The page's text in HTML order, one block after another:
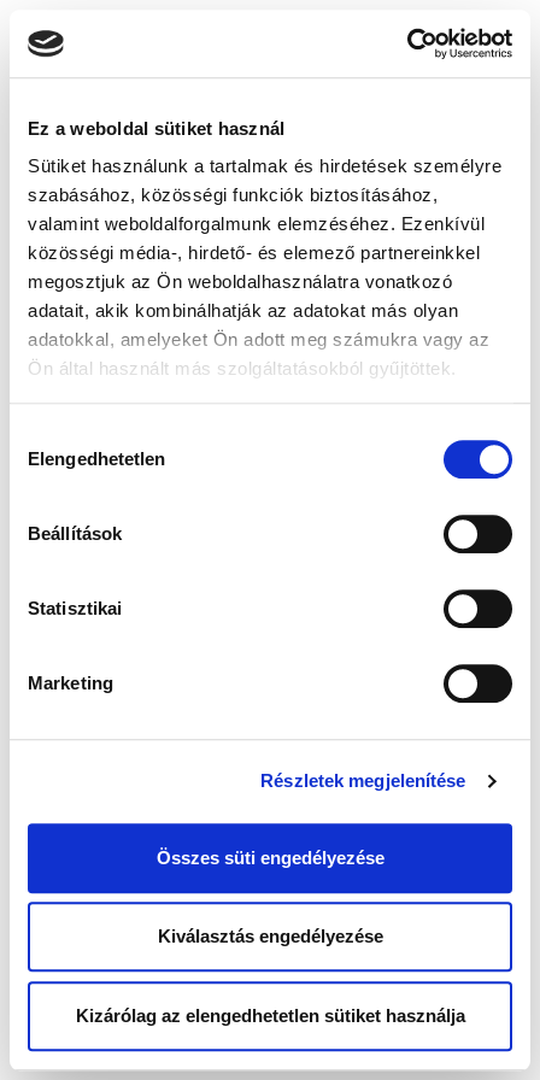
Ez a weboldal sütiket használ
Sütiket használunk a tartalmak és hirdetések személyre
szabásához, közösségi funkciók biztosításához,
valamint weboldalforgalmunk elemzéséhez. Ezenkívül
közösségi média-, hirdető- és elemező partnereinkkel
megosztjuk az Ön weboldalhasználatra vonatkozó
adatait, akik kombinálhatják az adatokat más olyan
adatokkal, amelyeket Ön adott meg számukra vagy az
Ön által használt más szolgáltatásokból gyűjtöttek.
kiválasztása
Elengedhetetlen
Beállítások
Statisztikai
Marketing
Részletek megjelenítése
Összes süti engedélyezése
Kiválasztás engedélyezése
Kizárólag az elengedhetetlen sütiket használja